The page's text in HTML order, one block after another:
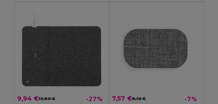
9,94 €13,60 € -27% 7,57 €8,10 € -7%